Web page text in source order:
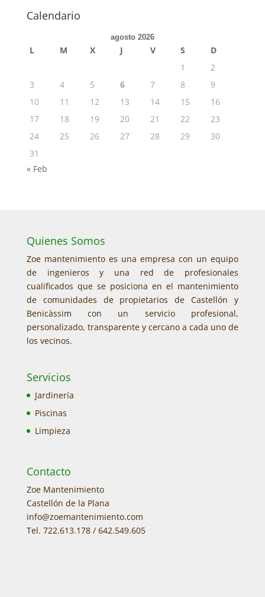
Calendario
agosto 2026
L M X J V S
D
1
2
3
4 5 6 7 8
9
10
11 12 13 14 15
16
17
18 19 20 21 22
23
24
25 26 27 28 29
30
31
« Feb
Quienes Somos
Zoe mantenimiento es una empresa con un equipo
de ingenieros y una red de profesionales
cualificados que se posiciona en el mantenimiento
de comunidades de propietarios de Castellón y
Benicàssim con un servicio profesional,
personalizado, transparente y cercano a cada uno de
los vecinos.
Servicios
Jardinería
Piscinas
Limpieza
Contacto
Zoe Mantenimiento
Castellón de la Plana
info@zoemantenimiento.com
Tel. 722.613.178 / 642.549.605